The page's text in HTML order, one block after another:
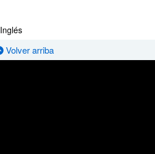
Inglés
Volver arriba